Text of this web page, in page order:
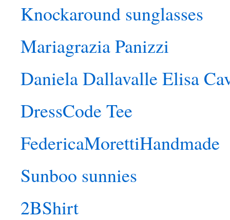
Knockaround sunglasses
Mariagrazia Panizzi
Daniela Dallavalle Elisa
DressCode Tee
FedericaMorettiHandmade
Sunboo sunnies
2BShirt